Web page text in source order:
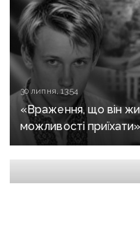
30 липня, 13:54
«Враження, що він
можливості
якого закатували